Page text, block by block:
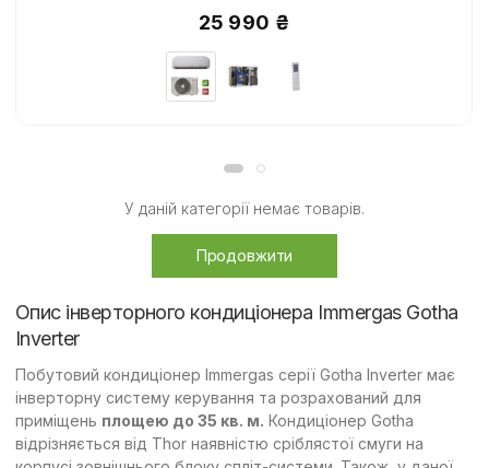
25 990 ₴
У даній категорії немає товарів.
Продовжити
Опис інверторного кондиціонера Immergas Gotha
Inverter
Побутовий кондиціонер Immergas серії Gotha Inverter має
інверторну систему керування та розрахований для
приміщень площею до 35 кв. м. Кондиціонер Gotha
відрізняється від Thor наявністю сріблястої смуги на